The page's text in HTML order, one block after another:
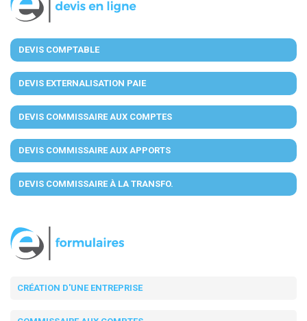
DEVIS COMPTABLE
DEVIS EXTERNALISATION PAIE
DEVIS COMMISSAIRE AUX COMPTES
DEVIS COMMISSAIRE AUX APPORTS
DEVIS COMMISSAIRE À LA TRANSFO.
CRÉATION D'UNE ENTREPRISE